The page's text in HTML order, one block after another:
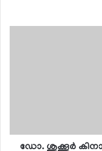
ഡോ. ശുക്കൂര്‍